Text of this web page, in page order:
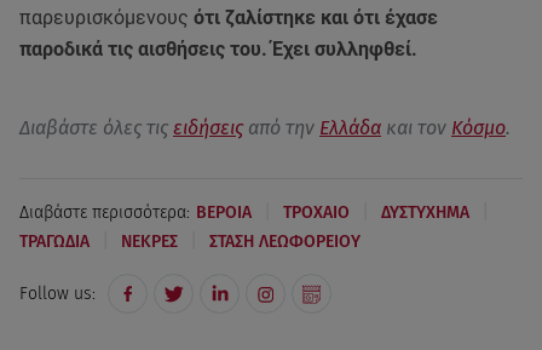
παρευρισκόμενους ότι ζαλίστηκε και ότι έχασε
παροδικά τις αισθήσεις του. Έχει συλληφθεί.
Διαβάστε όλες τις ειδήσεις από την Ελλάδα και τον Κόσμο.
Διαβάστε περισσότερα: ΒΕΡΟΙΑ ΤΡΟΧΑΙΟ ΔΥΣΤΥΧΗΜΑ
ΤΡΑΓΩΔΙΑ ΝΕΚΡΕΣ ΣΤΑΣΗ ΛΕΩΦΟΡΕΙΟΥ
Follow us: